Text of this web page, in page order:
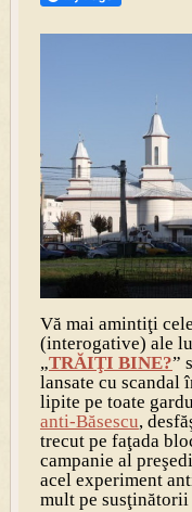
Vă mai amintiţi
(interogative) ale
„TRĂIŢI BINE?”
lansate cu scandal
lipite pe toate
anti-Băsescu,
trecut pe faţada
campanie al
acel experiment
mult pe susţinătorii